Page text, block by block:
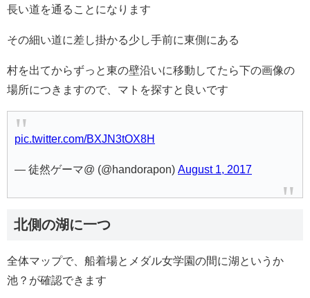
長い道を通ることになります
その細い道に差し掛かる少し手前に東側にある
村を出てからずっと東の壁沿いに移動してたら下の画像の
場所につきますので、マトを探すと良いです
pic.twitter.com/BXJN3tOX8H
— 徒然ゲーマ@ (@handorapon) August 1, 2017
北側の湖に一つ
全体マップで、船着場とメダル女学園の間に湖というか
池？が確認できます